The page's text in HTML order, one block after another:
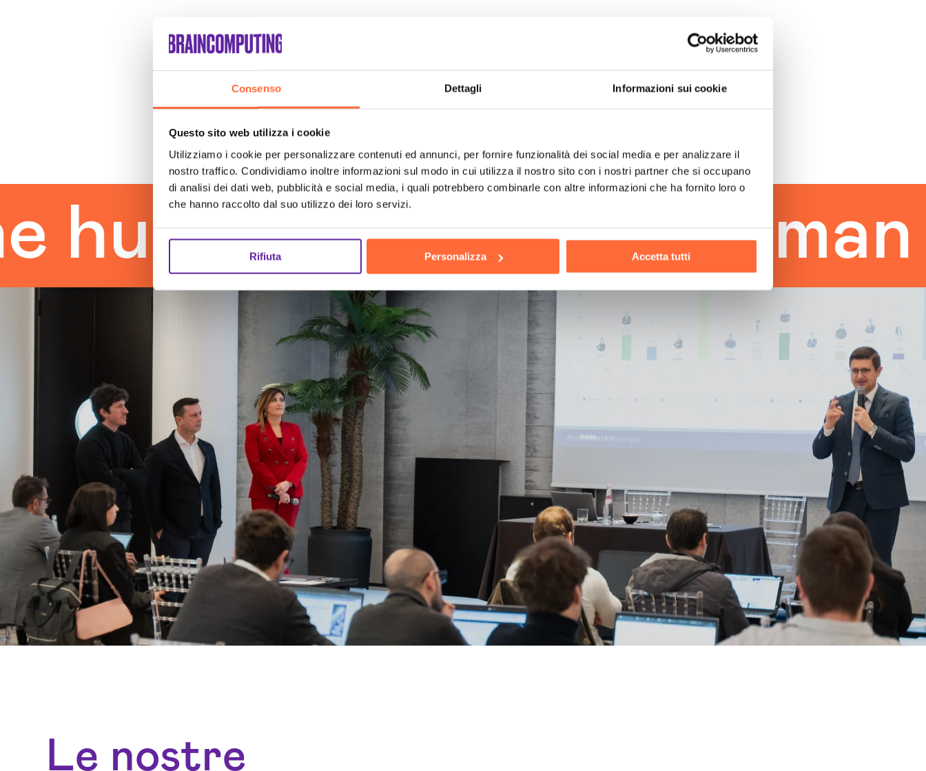
Consenso Dettagli Informazioni sui cookie
Questo sito web utilizza i cookie
Utilizziamo i cookie per personalizzare contenuti ed annunci, per fornire funzionalità dei social media e per analizzare il
nostro traffico. Condividiamo inoltre informazioni sul modo in cui utilizza il nostro sito con i nostri partner che si occupano
di analisi dei dati web, pubblicità e social media, i quali potrebbero combinarle con altre informazioni che ha fornito loro o
che hanno raccolto dal suo utilizzo dei loro servizi.
Rifiuta Personalizza Accetta tutti
touch the human
Le nostre